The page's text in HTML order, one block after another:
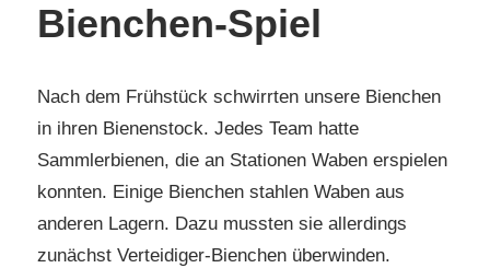
Bienchen-Spiel
Nach dem Frühstück schwirrten unsere Bienchen
in ihren Bienenstock. Jedes Team hatte
Sammlerbienen, die an Stationen Waben erspielen
konnten. Einige Bienchen stahlen Waben aus
anderen Lagern. Dazu mussten sie allerdings
zunächst Verteidiger-Bienchen überwinden.